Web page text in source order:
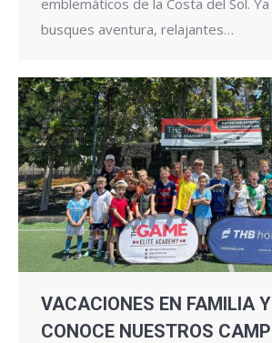
busques aventura, relajantes…
VACACIONES EN FAMILIA
CONOCE NUESTROS